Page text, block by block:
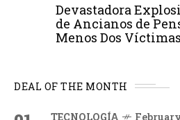
Devastadora
de Ancianos de
Menos Dos
DEAL OF THE MONTH
TECNOLOGÍA